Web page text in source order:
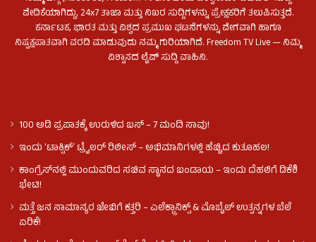
ವೇದಿಕೆಯಾಗಿದ್ದು, 24x7 ತಾಜಾ ಮತ್ತು ನಿಖರ ಸುದ್ದಿಗಳನ್ನು ಪ್ರೇಕ್ಷಕರಿಗೆ ತಲುಪಿಸುತ್ತದೆ.
ಕರ್ನಾಟಕ, ಭಾರತ ಮತ್ತು ವಿಶ್ವದ ಪ್ರಮುಖ ಘಟನೆಗಳನ್ನು ವೇಗವಾಗಿ ಹಾಗೂ
ನಿಷ್ಪಕ್ಷಪಾತವಾಗಿ ವರದಿ ಮಾಡುವುದು ನಮ್ಮ ಗುರಿಯಾಗಿದೆ. Freedom TV Live — ನಿಮ್ಮ
ವಿಶ್ವಾಸದ ಲೈವ್ ಸುದ್ದಿ ವಾಹಿನಿ.
100 ಅಡಿ ಪ್ರಪಾತಕ್ಕೆ ಉರುಳಿದ ಬಸ್‌ – 7 ಮಂದಿ ಸಾವು!
ಇಂದು ʻಟಾಕ್ಸಿಕ್ʼ ಟ್ರೈಲರ್ ರಿಲೀಸ್‌ – ಅಭಿಮಾನಿಗಳಲ್ಲಿ ಹೆಚ್ಚಿದ ಕುತೂಹಲ!
ಕಾಂಗ್ರೆಸ್​ನಲ್ಲಿ ಮುಂದುವರಿದ ಸಚಿವ ಸ್ಥಾನದ ಬಂಡಾಯ – ಇಂದು ದೆಹಲಿಗೆ ಡಿಕೆಶಿ
ಭೇಟಿ!
ಮತ್ತೆ ಜನ ಸಾಮಾನ್ಯರ ಜೇಬಿಗೆ ಕತ್ತರಿ – ಎಲೆಕ್ಟ್ರಾನಿಕ್ಸ್ & ಮೊಬೈಲ್ ಉತ್ಪನ್ನಗಳ ಬೆಲೆ
ಏರಿಕೆ!